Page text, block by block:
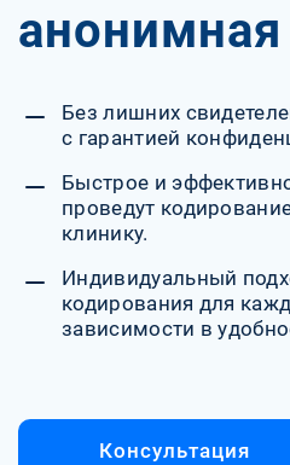
Без лишних
с гарантией
Быстрое и
проведут
клинику.
Индивидуальный
кодирования для
зависимости в
Консультация